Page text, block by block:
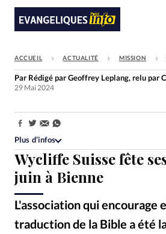
FAIRE UN DON
Faire un don
Eglises
Monde
Bible
Toute l'actualité
Se connecter
ACCUEIL ACTUALITÉ MISSION
Wycliffe Suisse fête
juin à Bienne
L'association qui encourage
traduction de la Bible a été
Par Rédigé par Geoffrey Leplang, relu par
29 Mai 2024
Partager:
Plus d’infos